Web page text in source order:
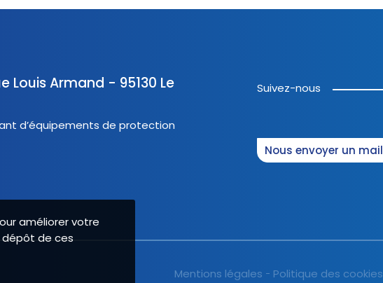
améliorer votre
dépôt de ces
Louis Armand - 95130 Le
d’équipements de protection
Suivez-nous
Nous envoyer un mail
Mentions légales Politique des cookies